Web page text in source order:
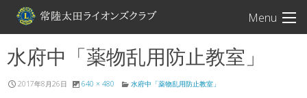
Menu
常陸太田ライオン
水府中「薬物乱用防止教室」
2017年8月26日 640 × 480 水府中「薬物乱用防止教室」